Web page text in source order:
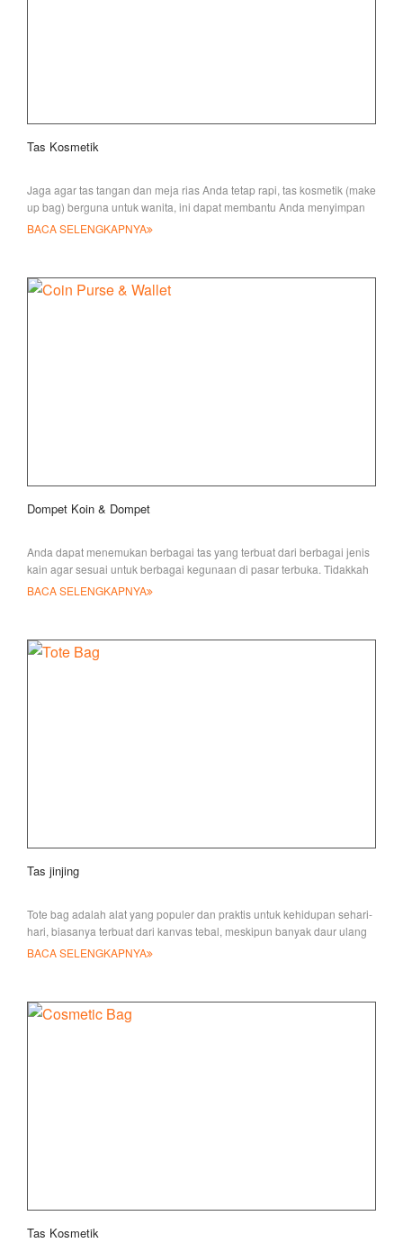
Tas Kosmetik
Jaga agar tas tangan dan meja rias Anda tetap rapi, tas kosmetik (make
up bag) berguna untuk wanita, ini dapat membantu Anda menyimpan
riasan di dalamnya
BACA SELENGKAPNYA
Dompet Koin & Dompet
Anda dapat menemukan berbagai tas yang terbuat dari berbagai jenis
kain agar sesuai untuk berbagai kegunaan di pasar terbuka. Tidakkah
Anda akan berpikir itu
BACA SELENGKAPNYA
Tas jinjing
Tote bag adalah alat yang populer dan praktis untuk kehidupan sehari-
hari, biasanya terbuat dari kanvas tebal, meskipun banyak daur ulang
murah lainnya
BACA SELENGKAPNYA
Tas Kosmetik